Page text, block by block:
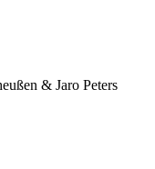
& Jaro Peters